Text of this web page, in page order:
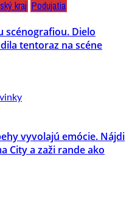
kraj Podujatia
scénografiou. Dielo
tentoraz na scéne
vyvolajú emócie. Nájdi
City a zaži rande ako